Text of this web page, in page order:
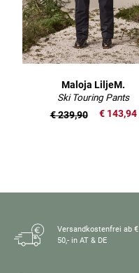
Maloja LiljeM.
Ski Touring Pants
€ 143,94
€ 239,90
Versandkostenfrei ab €
50,- in AT & DE